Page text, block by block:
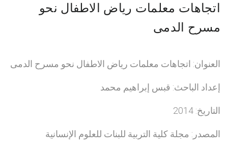
اتجاهات معلمات رياض الاطفال نحو
مسرح الدمى
العنوان: اتجاهات معلمات رياض الاطفال نحو مسرح الدمى
إعداد الباحث: قبس إبراهيم محمد
التاريخ: 2014
المصدر: مجلة كلية التربية للبنات للعلوم الإنسانية